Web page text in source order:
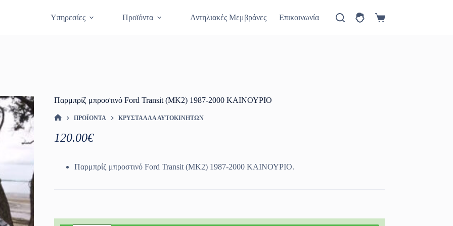
Υπηρεσίες Προϊόντα Αντηλιακές Μεμβράνες Επικοινωνία
Καλάθι
Παρμπρίζ μπροστινό Ford Transit (MK2) 1987-2000 ΚΑΙΝΟΥΡΙΟ
ΠΡΟΪΌΝΤΑ ΚΡΎΣΤΑΛΛΑ ΑΥΤΟΚΙΝΉΤΩΝ
120.00€
Παρμπρίζ μπροστινό Ford Transit (MK2) 1987-2000 ΚΑΙΝΟΥΡΙΟ.